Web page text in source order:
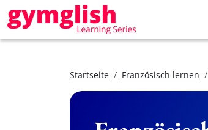
Startseite Französisch lernen